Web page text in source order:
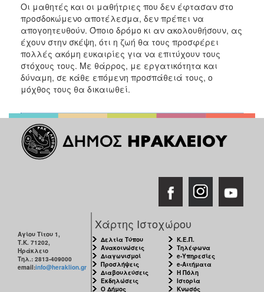
Οι μαθητές και οι μαθήτριες που δεν έφτασαν στο
προσδοκώμενο αποτέλεσμα, δεν πρέπει να
απογοητευθούν. Όποιο δρόμο κι αν ακολουθήσουν, ας
έχουν στην σκέψη, ότι η ζωή θα τους προσφέρει
πολλές ακόμη ευκαιρίες για να επιτύχουν τους
στόχους τους. Με θάρρος, με εργατικότητα και
δύναμη, σε κάθε επόμενη προσπάθειά τους, ο
μόχθος τους θα δικαιωθεί.
Αγίου Τίτου 1,
Τ.Κ. 71202,
Ηράκλειο
Τηλ.: 2813-409000
email:info@heraklion.gr
Χάρτης Ιστοχώρου
Δελτία Τύπου
Ανακοινώσεις
Διαγωνισμοί
Προσλήψεις
Διαβουλεύσεις
Εκδηλώσεις
Ο Δήμος
Κ.Ε.Π.
Τηλέφωνα
e-Υπηρεσίες
e-Αιτήματα
Η Πόλη
Ιστορία
Κνωσός